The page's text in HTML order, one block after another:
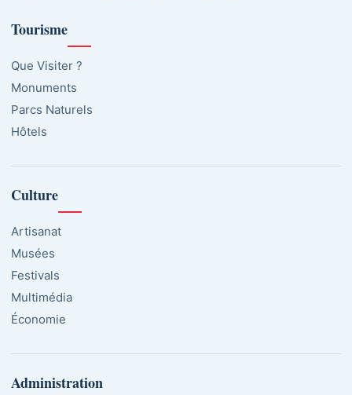
Tourisme
Que Visiter ?
Monuments
Parcs Naturels
Hôtels
Culture
Artisanat
Musées
Festivals
Multimédia
Économie
Administration